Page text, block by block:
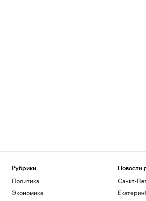
Рубрики
Политика
Экономика
Новости
Санкт-